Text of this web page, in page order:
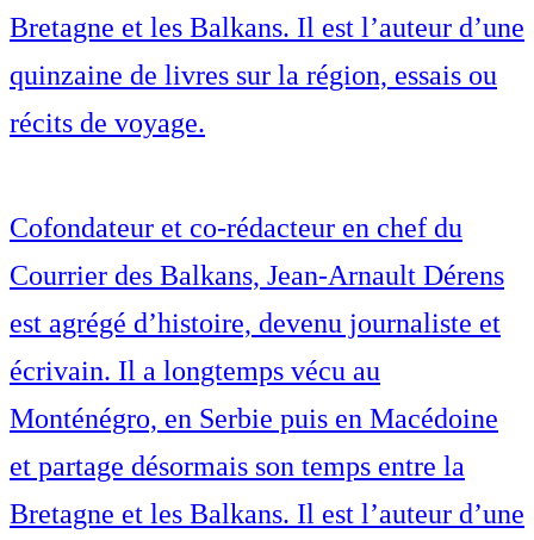
Bretagne et les Balkans. Il est l’auteur d’une
quinzaine de livres sur la région, essais ou
récits de voyage.
Cofondateur et co-rédacteur en chef du
Courrier des Balkans, Jean-Arnault Dérens
est agrégé d’histoire, devenu journaliste et
écrivain. Il a longtemps vécu au
Monténégro, en Serbie puis en Macédoine
et partage désormais son temps entre la
Bretagne et les Balkans. Il est l’auteur d’une